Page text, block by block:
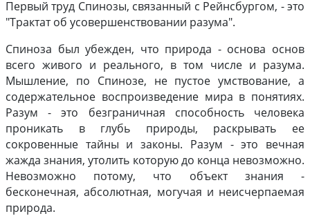
Первый труд Спинозы, связанный с Рейнсбургом, - это
"Трактат об усовершенствовании разума".
Спиноза был убежден, что природа - основа основ
всего живого и реального, в том числе и разума.
Мышление, по Спинозе, не пустое умствование, а
содержательное воспроизведение мира в понятиях.
Разум - это безграничная способность человека
проникать в глубь природы, раскрывать ее
сокровенные тайны и законы. Разум - это вечная
жажда знания, утолить которую до конца невозможно.
Невозможно потому, что объект знания -
бесконечная, абсолютная, могучая и неисчерпаемая
природа.